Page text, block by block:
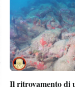
Il ritrovamento di